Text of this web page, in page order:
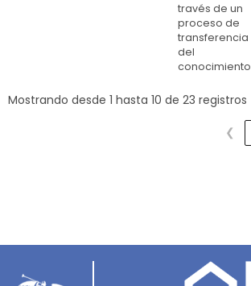
través de un
proceso de
transferencia
del
conocimiento
Mostrando desde 1 hasta 10 de 23 registros
❮